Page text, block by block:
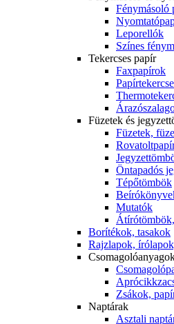
Fénymásoló
Leporellók
Színes
Tekercses papír
Faxpapírok
Füzetek és
Füzetek,
Öntapadós
Tépőtömbök
Mutatók
Borítékok, tasakok
Rajzlapok,
Zsákok,
Naptárak
Asztali